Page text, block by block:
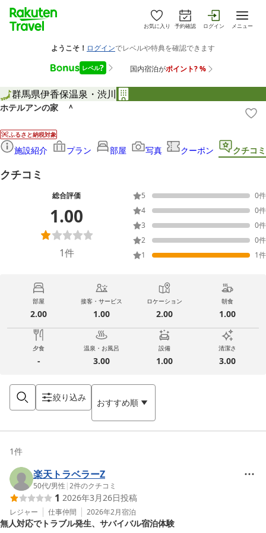
お気に入り 予約確認 ログイン メニュー
群馬県伊香保温泉・渋川
ホテルアンの家 ＾
ふるさと納税対象
施設紹介 プラン 部屋 写真 クーポン クチコミ
クチコミ
総合評価
1.00
1件
5 0件
4
0件
3
0件
2
0件
1
1件
部屋
2.00
接客・サービス
1.00
ロケーション
2.00
朝食
1.00
夕食
-
温泉・お風呂
3.00
設備
1.00
清潔さ
3.00
絞り込み おすすめ順
1件
楽天トラベラーZ
50代/男性 |2件のクチコミ
1 2026年3月26日投稿
レジャー 仕事仲間 2026年2月宿泊
無人対応でトラブル発生、サバイバル宿泊体験